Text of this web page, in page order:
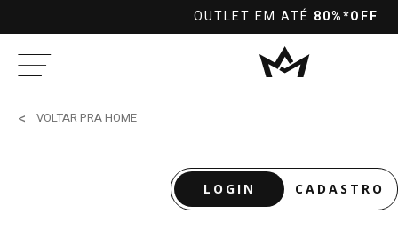
OUTLET EM ATÉ 80%*OFF
VOLTAR PRA HOME
LOGIN CADASTRO